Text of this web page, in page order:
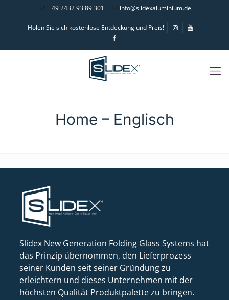
+49 2432 93 89 301 info@slidexaluminium.de
Holen Sie sich kostenlose Entdeckung und Preis!
Home – Englisch
Slidex New Generation Folding Glass Systems hat
das Prinzip übernommen, den Lieferprozess
seiner Kunden seit seiner Gründung zu
erleichtern und dieses Unternehmen mit der
höchsten Qualität Produktpalette zu bringen.